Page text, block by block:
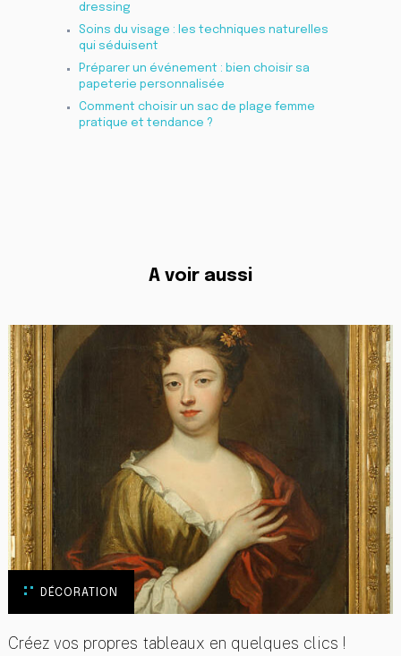
dressing
Soins du visage : les techniques naturelles
qui séduisent
Préparer un événement : bien choisir sa
papeterie personnalisée
Comment choisir un sac de plage femme
pratique et tendance ?
A voir aussi
DÉCORATION
Créez vos propres tableaux en quelques clics !